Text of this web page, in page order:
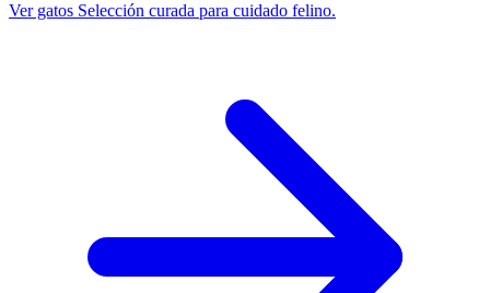
Ver gatos Selección curada para cuidado felino.